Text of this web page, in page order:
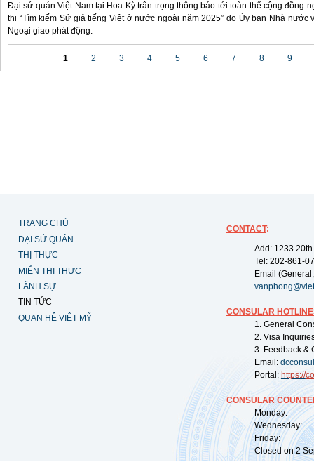
Đại sứ quán Việt Nam tại Hoa Kỳ trân trọng thông báo tới toàn thể cộng đồng
thi “Tìm kiếm Sứ giả tiếng Việt ở nước ngoài năm 2025” do Ủy ban Nhà
Ngoại giao phát động.
1 2 3 4 5 6 7 8 9
TRANG CHỦ
ĐẠI SỨ QUÁN
THỊ THỰC
MIỄN THỊ THỰC
LÃNH SỰ
TIN TỨC
QUAN HỆ VIỆT MỸ
CONTACT:
Add: 1233
Tel: 202-861-
Email
CONSULAR
1. General
2. Visa
3. Feedback &
Email:
Portal: https://
CONSULAR
Monday:
Wednesday:
Friday:
Closed on 2